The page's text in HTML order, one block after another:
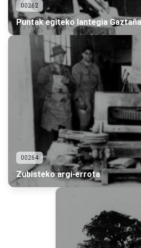
00262
Puntak egiteko lantegia
00264
Zubisteko argi-errota